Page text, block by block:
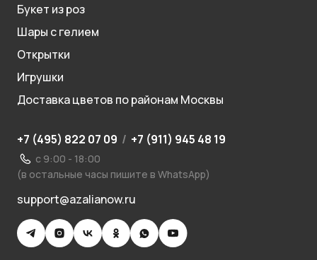
Букет из роз
Шары с гелием
Открытки
Игрушки
Доставка цветов по районам Москвы
+7 (495) 822 07 09 / +7 (911) 945 48 19
с 9:00 - 18:00
(в остальные часы пишите в WhatsApp)
support@azalianow.ru